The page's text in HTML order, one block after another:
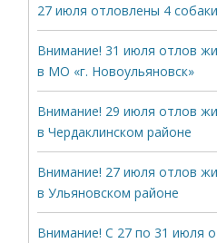
27 июля отловлены 4
Внимание! 31 июля отлов
в МО «г. Новоульяновск»
Внимание! 29 июля отлов
в Чердаклинском районе
Внимание! 27 июля отлов
в Ульяновском районе
Внимание! С 27 по 31 июля